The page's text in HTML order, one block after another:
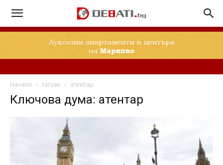
Начало тагове атентар
Ключова дума: атентар